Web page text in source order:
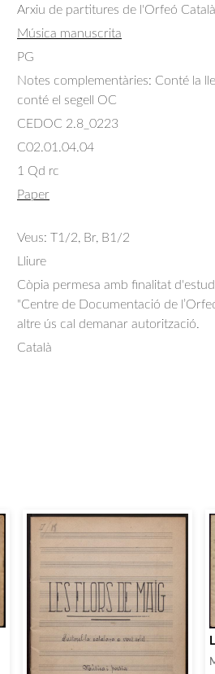
Arxiu de partitures de l'Orfeó Català
Música manuscrita
PG
Notes complementàries: Conté la
conté el segell OC
CEDOC 2.8_0223
C02.01.04.04
1 Qd rc
Paper
Veus: T1/2, Br, B1/2
Lliure
Còpia permesa amb finalitat
"Centre de Documentació de
altre ús cal demanar autorització.
Català